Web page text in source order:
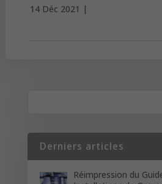
14 Déc 2021
Derniers articles
Réimpression du